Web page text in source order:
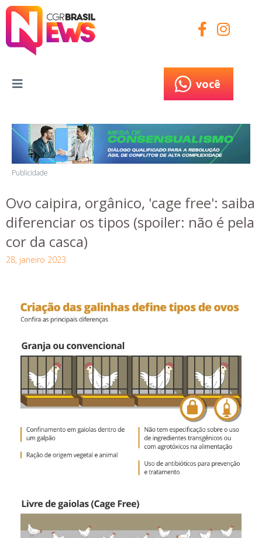
você
Publicidade
Ovo caipira, orgânico, 'cage free': saiba
diferenciar os tipos (spoiler: não é pela
cor da casca)
28, janeiro 2023